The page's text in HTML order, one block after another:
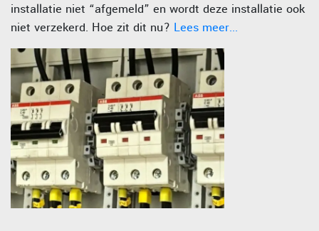
installatie niet “afgemeld” en wordt deze installatie ook
niet verzekerd. Hoe zit dit nu? Lees meer...